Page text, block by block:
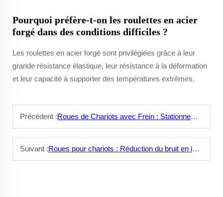
Pourquoi préfère-t-on les roulettes en acier
forgé dans des conditions difficiles ?
Les roulettes en acier forgé sont privilégiées grâce à leur
grande résistance élastique, leur résistance à la déformation
et leur capacité à supporter des températures extrêmes.
Précédent :Roues de Chariots avec Frein : Stationnement Sécurisé en Toute Situation
Suivant :Roues pour chariots : Réduction du bruit en intérieur